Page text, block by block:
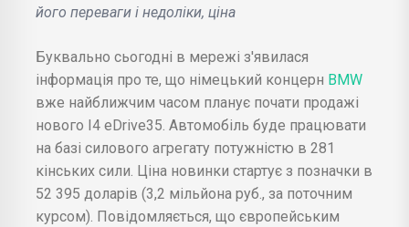
його переваги і недоліки, ціна
Буквально сьогодні в мережі з'явилася
інформація про те, що німецький концерн BMW
вже найближчим часом планує почати продажі
нового I4 eDrive35. Автомобіль буде працювати
на базі силового агрегату потужністю в 281
кінських сили. Ціна новинки стартує з позначки в
52 395 доларів (3,2 мільйона руб., за поточним
курсом). Повідомляється, що європейським